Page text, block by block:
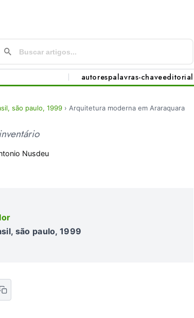
autorespalavras-chaveeditorial
são paulo, 1999 › Arquitetura moderna em Araraquara
inventário
Nusdeu
são paulo, 1999